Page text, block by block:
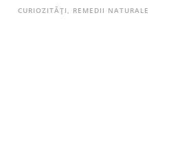
CURIOZITĂȚI REMEDII NATURALE